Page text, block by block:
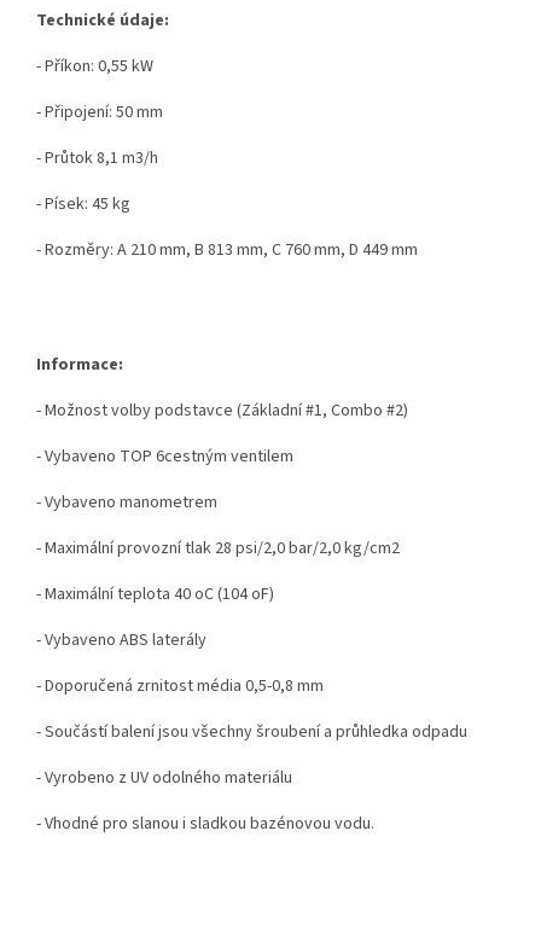
Technické údaje:
- Příkon: 0,55 kW
- Připojení: 50 mm
- Průtok 8,1 m3/h
- Písek: 45 kg
- Rozměry: A 210 mm, B 813 mm, C 760 mm, D 449 mm
Informace:
- Možnost volby podstavce (Základní #1, Combo #2)
- Vybaveno TOP 6cestným ventilem
- Vybaveno manometrem
- Maximální provozní tlak 28 psi/2,0 bar/2,0 kg/cm2
- Maximální teplota 40 oC (104 oF)
- Vybaveno ABS laterály
- Doporučená zrnitost média 0,5-0,8 mm
- Součástí balení jsou všechny šroubení a průhledka odpadu
- Vyrobeno z UV odolného materiálu
- Vhodné pro slanou i sladkou bazénovou vodu.